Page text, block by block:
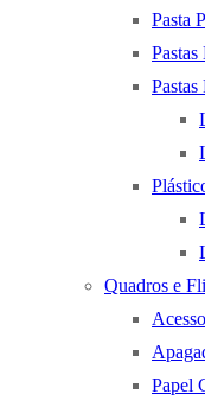
Pasta
Pastas
Pastas
Quadros e
Papel